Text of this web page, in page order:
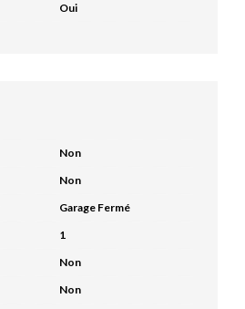
Oui
Non
Non
Garage Fermé
1
Non
Non